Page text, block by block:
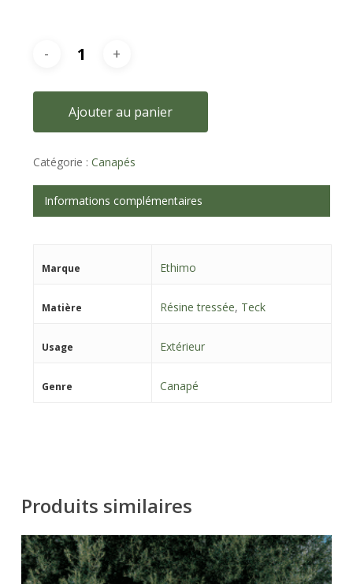
Ajouter au panier
Catégorie : Canapés
Informations complémentaires
Marque Ethimo
Matière Résine tressée, Teck
Usage Extérieur
Genre Canapé
Produits similaires